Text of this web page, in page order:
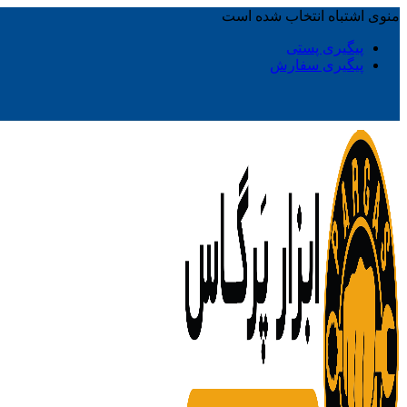
منوی اشتباه انتخاب شده است
پیگیری پستی
پیگیری سفارش